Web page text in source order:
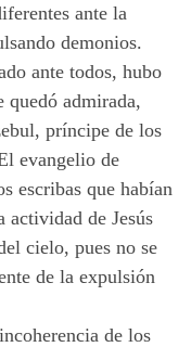
ante la
demonios.
ante todos, hubo
quedó admirada,
príncipe de los
evangelio de
escribas que habían
actividad de Jesús
cielo, pues no se
de la expulsión
de los